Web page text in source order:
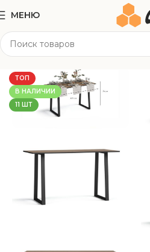
МЕНЮ
Корпусная мебель
ТОП
В НАЛИЧИИ
11 ШТ